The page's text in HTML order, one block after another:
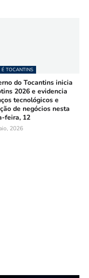
É TOCANTINS
do Tocantins inicia
2026 e evidencia
tecnológicos e
de negócios nesta
feira, 12
2026